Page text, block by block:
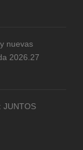
nuevas
2026.27
JUNTOS